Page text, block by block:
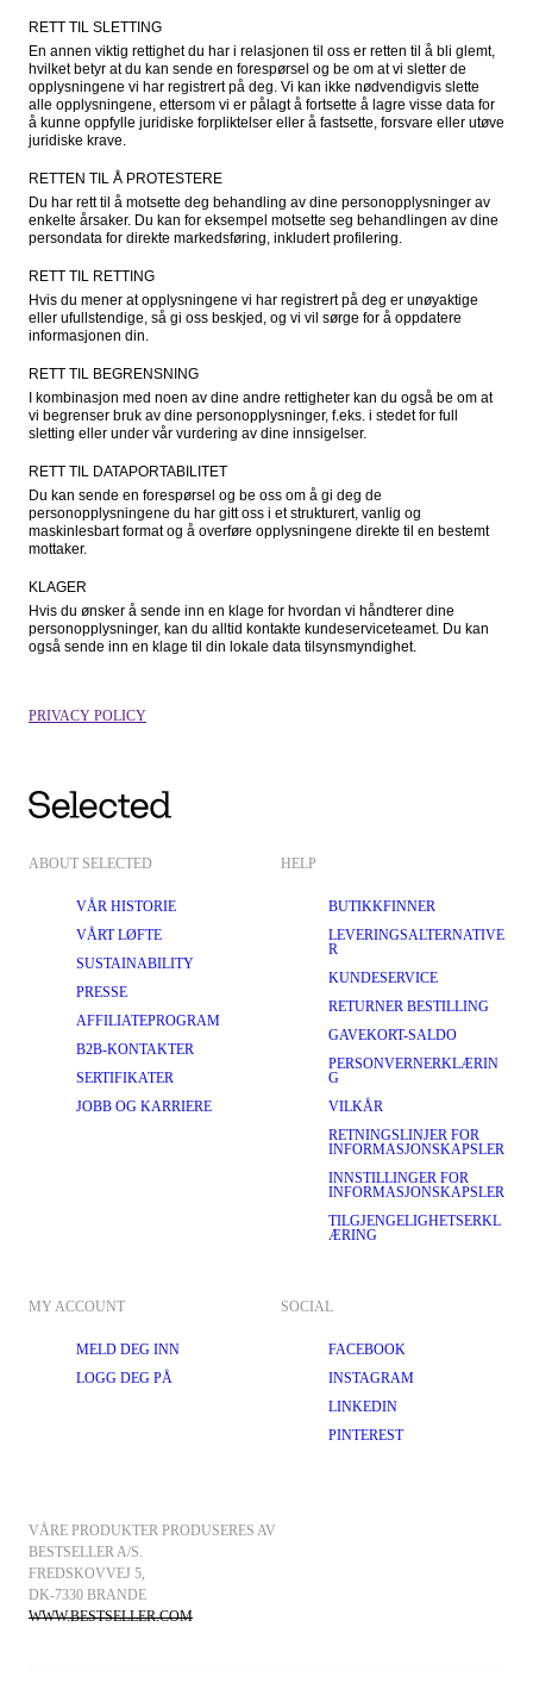
RETT TIL SLETTING
En annen viktig rettighet du har i relasjonen til oss er retten til å bli glemt,
hvilket betyr at du kan sende en forespørsel og be om at vi sletter de
opplysningene vi har registrert på deg. Vi kan ikke nødvendigvis slette
alle opplysningene, ettersom vi er pålagt å fortsette å lagre visse data for
å kunne oppfylle juridiske forpliktelser eller å fastsette, forsvare eller utøve
juridiske krave.
RETTEN TIL Å PROTESTERE
Du har rett til å motsette deg behandling av dine personopplysninger av
enkelte årsaker. Du kan for eksempel motsette seg behandlingen av dine
persondata for direkte markedsføring, inkludert profilering.
RETT TIL RETTING
Hvis du mener at opplysningene vi har registrert på deg er unøyaktige
eller ufullstendige, så gi oss beskjed, og vi vil sørge for å oppdatere
informasjonen din.
RETT TIL BEGRENSNING
I kombinasjon med noen av dine andre rettigheter kan du også be om at
vi begrenser bruk av dine personopplysninger, f.eks. i stedet for full
sletting eller under vår vurdering av dine innsigelser.
RETT TIL DATAPORTABILITET
Du kan sende en forespørsel og be oss om å gi deg de
personopplysningene du har gitt oss i et strukturert, vanlig og
maskinlesbart format og å overføre opplysningene direkte til en bestemt
mottaker.
KLAGER
Hvis du ønsker å sende inn en klage for hvordan vi håndterer dine
personopplysninger, kan du alltid kontakte kundeserviceteamet. Du kan
også sende inn en klage til din lokale data tilsynsmyndighet.
PRIVACY POLICY
ABOUT SELECTED
VÅR HISTORIE
VÅRT LØFTE
SUSTAINABILITY
PRESSE
AFFILIATEPROGRAM
B2B-KONTAKTER
SERTIFIKATER
JOBB OG KARRIERE
HELP
BUTIKKFINNER
LEVERINGSALTERNATIVE
R
KUNDESERVICE
RETURNER BESTILLING
GAVEKORT-SALDO
PERSONVERNERKLÆRIN
G
VILKÅR
RETNINGSLINJER FOR
INFORMASJONSKAPSLER
INNSTILLINGER FOR
INFORMASJONSKAPSLER
TILGJENGELIGHETSERKL
ÆRING
MY ACCOUNT
MELD DEG INN
LOGG DEG PÅ
SOCIAL
FACEBOOK
INSTAGRAM
LINKEDIN
PINTEREST
VÅRE PRODUKTER PRODUSERES AV
BESTSELLER A/S.
FREDSKOVVEJ 5,
DK-7330 BRANDE
WWW.BESTSELLER.COM